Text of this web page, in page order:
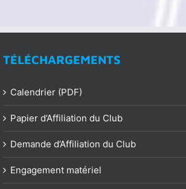
TÉLÉCHARGEMENTS
Calendrier (PDF)
Papier d’Affiliation du Club
Demande d’Affiliation du Club
Engagement matériel